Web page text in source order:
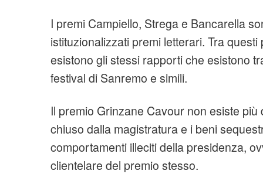
I premi Campiello, Strega e Bancarella
istituzionalizzati premi letterari. Tra
esistono gli stessi rapporti che esistono
festival di Sanremo e simili.
Il premio Grinzane Cavour non esiste
chiuso dalla magistratura e i beni
comportamenti illeciti della presidenza,
clientelare del premio stesso.